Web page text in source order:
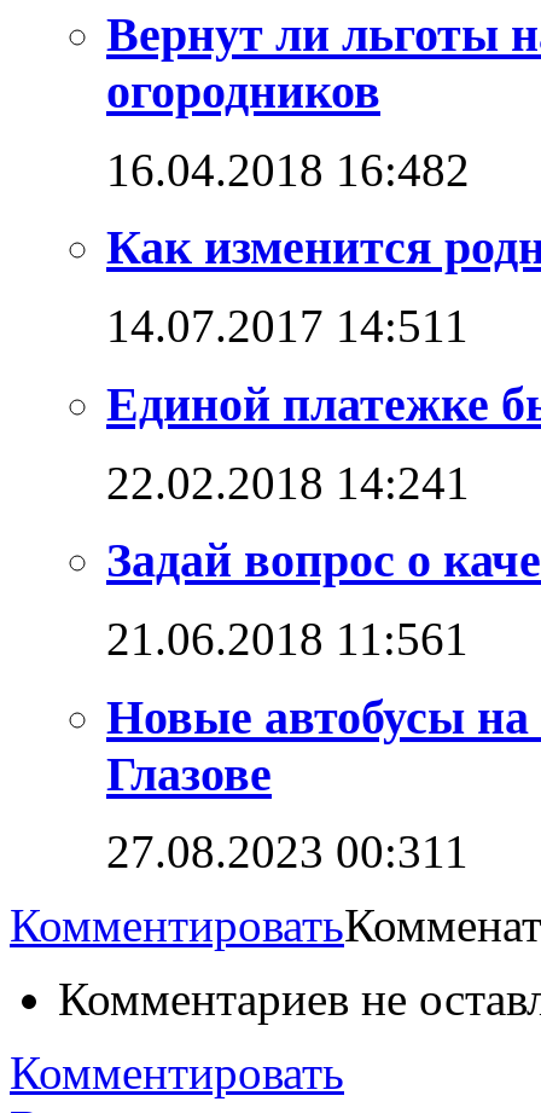
Вернут ли льготы
огородников
16.04.2018 16:482
Как изменится
14.07.2017 14:511
Единой платежке
22.02.2018 14:241
Задай вопрос о
21.06.2018 11:561
Новые автобусы
Глазове
27.08.2023 00:311
Комментировать
Комментариев не
Комментировать